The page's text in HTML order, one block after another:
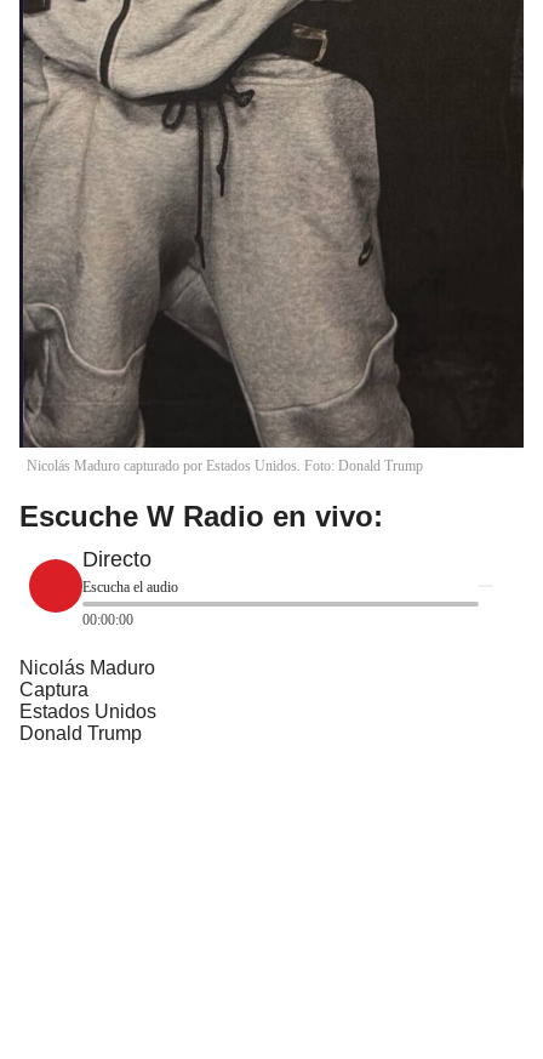
Nicolás Maduro capturado por Estados Unidos. Foto: Donald Trump
Escuche W Radio en vivo:
Directo
Escucha el audio
00:00:00
Nicolás Maduro
Captura
Estados Unidos
Donald Trump